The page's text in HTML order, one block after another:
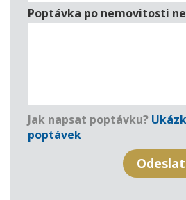
Poptávka po nemovitosti
Jak napsat poptávku?
poptávek